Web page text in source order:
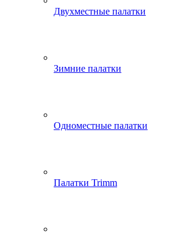
Двухместные палатки
Зимние палатки
Одноместные палатки
Палатки Trimm